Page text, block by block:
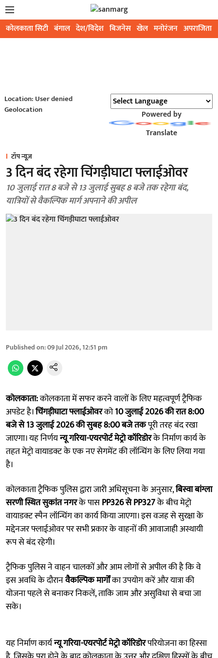
कोलकाता सिटी बंगाल देश/विदेश बिजनेस खेल मनोरंजन अपराजिता
Location: User denied
Geolocation
Powered by
Translate
टॉप न्यूज़
3 दिन बंद रहेगा चिंगड़ीघाटा फ्लाईओवर
10 जुलाई रात 8 बजे से 13 जुलाई सुबह 8 बजे तक रहेगा बंद,
यात्रियों से वैकल्पिक मार्ग अपनाने की अपील
Published on:09 Jul 2026, 12:51 pm
कोलकाता:कोलकाता में सफर करने वालों के लिए महत्वपूर्ण ट्रैफिक
अपडेट है।चिंगड़ीघाटा फ्लाईओवरको10 जुलाई 2026 की रात 8:00
बजे से 13 जुलाई 2026 की सुबह 8:00 बजे तकपूरी तरह बंद रखा
जाएगा। यह निर्णयन्यू गरिया-एयरपोर्ट मेट्रो कॉरिडोरके निर्माण कार्य के
तहत मेट्रो वायाडक्ट के एक नए सेगमेंट की लॉन्चिंग के लिए लिया गया
है।
कोलकाता ट्रैफिक पुलिस द्वारा जारी अधिसूचना के अनुसार,बिस्वा बांग्ला
सरणी स्थित सुकांत नगरके पासPP326 से PP327के बीच मेट्रो
वायाडक्ट स्पैन लॉन्चिंग का कार्य किया जाएगा। इस वजह से सुरक्षा के
मद्देनजर फ्लाईओवर पर सभी प्रकार के वाहनों की आवाजाही अस्थायी
रूप से बंद रहेगी।
ट्रैफिक पुलिस ने वाहन चालकों और आम लोगों से अपील की है कि वे
इस अवधि के दौरानवैकल्पिक मार्गोंका उपयोग करें और यात्रा की
योजना पहले से बनाकर निकलें, ताकि जाम और असुविधा से बचा जा
सके।
यह निर्माण कार्यन्यू गरिया-एयरपोर्ट मेट्रो कॉरिडोरपरियोजना का हिस्सा